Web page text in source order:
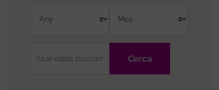
search
de
media
by
en